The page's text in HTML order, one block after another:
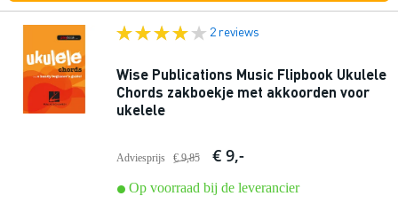
2 reviews
Wise Publications Music Flipbook Ukulele
Chords zakboekje met akkoorden voor
ukelele
Adviesprijs € 9,85 € 9,-
Op voorraad bij de leverancier